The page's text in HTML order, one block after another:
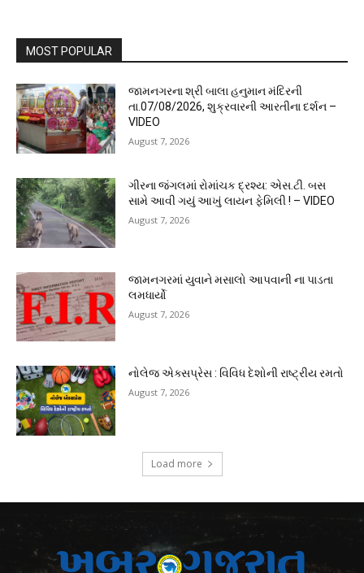
MOST POPULAR
જામનગરના શ્રી બાલા હનુમાન મંદિરની
તા.07/08/2026, શુક્રવારની આરતીના દર્શન –
VIDEO
August 7, 2026
ગીરના જંગલમાં રોમાંચક દ્રશ્ય: એસ.ટી. બસ
સામે આવી ગયું આખું લાયન ફેમિલી ! – VIDEO
August 7, 2026
જામનગરમાં યુવાને મસાલો આપવાની ના પાડતા
લમધાર્યો
August 7, 2026
નોલેજ એક્સપ્રેસ : વિવિધ દેશોની રાષ્ટ્રીય રમતો
August 7, 2026
Load more